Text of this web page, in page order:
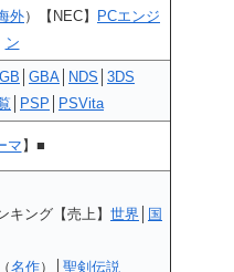
外）【NEC】
PCエンジ
ン
GB GBA NDS 3DS
PSP PSVita
マ 】■
キング【売上】 世界
国
名作）│ 聖剣伝説